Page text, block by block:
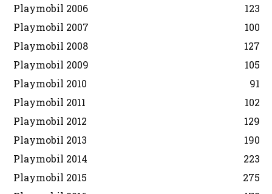
Playmobil 2006
123
Playmobil 2007
100
Playmobil 2008
127
Playmobil 2009
105
Playmobil 2010
91
Playmobil 2011
102
Playmobil 2012
129
Playmobil 2013
190
Playmobil 2014
223
Playmobil 2015
275